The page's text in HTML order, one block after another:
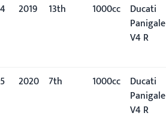
4
2019 13th 1000cc
Ducati
Panigale
V4 R
5
2020 7th 1000cc
Ducati
Panigale
V4 R